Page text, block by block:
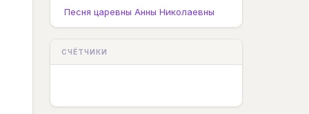
Песня царевны Анны Николаевны
СЧЁТЧИКИ